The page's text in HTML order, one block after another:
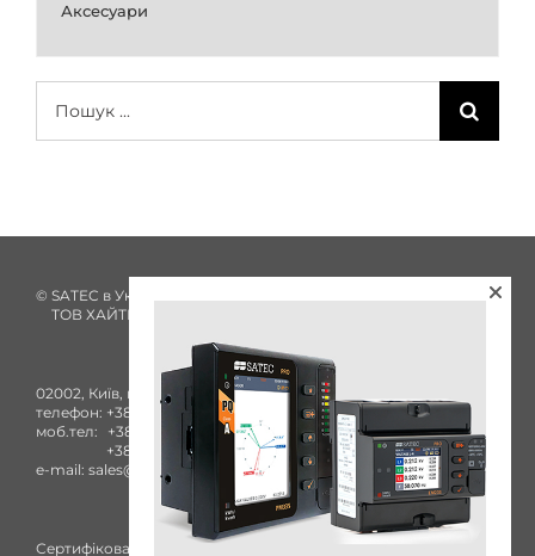
Аксесуари
© SATEC в Україні з 2002 року
ТОВ ХАЙТЕК ЕНЕРГІЯ
02002, Київ, вул. Комбінатна, 25А
телефон: +38 (044) 332-84-27
моб.тел:
+38 (050) 753-40-93
+38 (096) 436-73-38
e-mail: sales@satec-global.com.ua
Сертифікований сервісний центр